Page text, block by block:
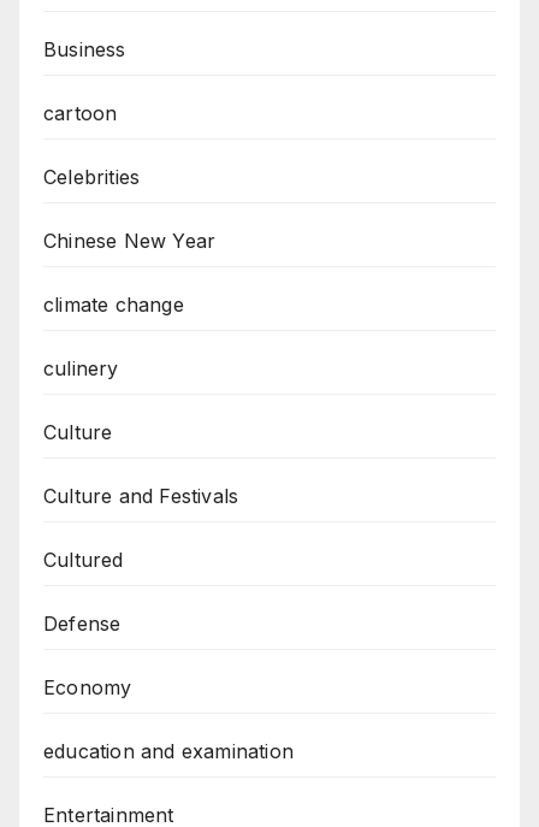
Business
cartoon
Celebrities
Chinese New Year
climate change
culinery
Culture
Culture and Festivals
Cultured
Defense
Economy
education and examination
Entertainment